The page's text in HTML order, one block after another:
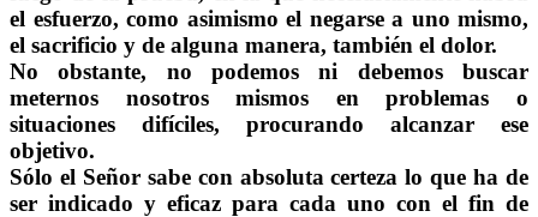
el esfuerzo, como asimismo el negarse a uno mismo,
el sacrificio y de alguna manera, también el dolor.
No obstante, no podemos ni debemos buscar
meternos nosotros mismos en problemas o
situaciones difíciles, procurando alcanzar ese
objetivo.
Sólo el Señor sabe con absoluta certeza lo que ha de
ser indicado y eficaz para cada uno con el fin de